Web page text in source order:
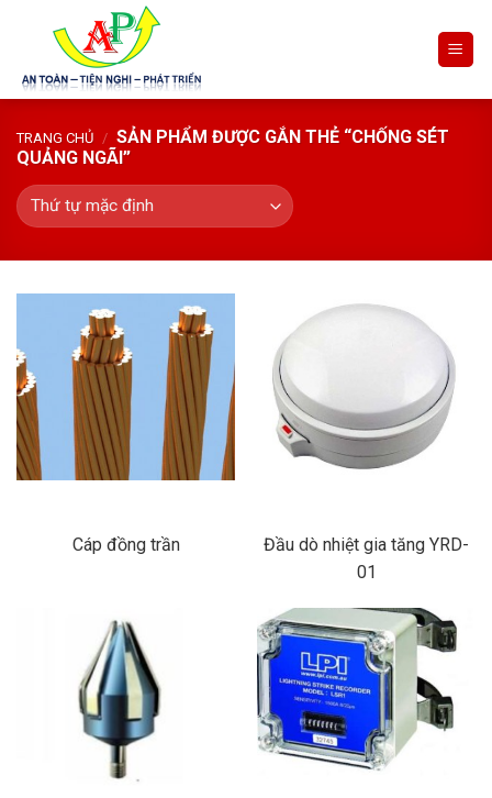
TRANG CHỦ / SẢN PHẨM ĐƯỢC GẮN THẺ “CHỐNG SÉT
QUẢNG NGÃI”
Cáp đồng trần
Đầu dò nhiệt gia tăng YRD-
01